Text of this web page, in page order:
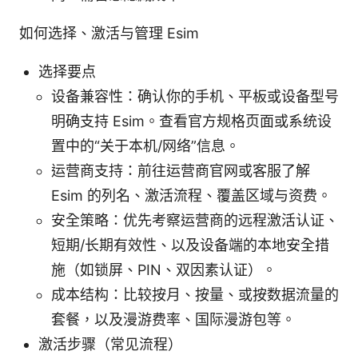
如何选择、激活与管理 Esim
选择要点
设备兼容性：确认你的手机、平板或设备型号
明确支持 Esim。查看官方规格页面或系统设
置中的“关于本机/网络”信息。
运营商支持：前往运营商官网或客服了解
Esim 的列名、激活流程、覆盖区域与资费。
安全策略：优先考察运营商的远程激活认证、
短期/长期有效性、以及设备端的本地安全措
施（如锁屏、PIN、双因素认证）。
成本结构：比较按月、按量、或按数据流量的
套餐，以及漫游费率、国际漫游包等。
激活步骤（常见流程）